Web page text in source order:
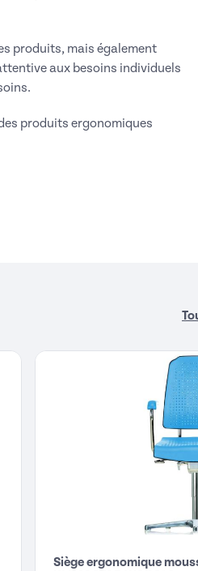
produits, mais également
aux besoins individuels
produits ergonomiques
Siège ergonomique